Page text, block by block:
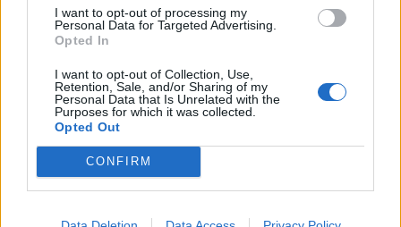
I want to opt-out of processing my
Personal Data for Targeted Advertising.
Opted In
I want to opt-out of Collection, Use,
Retention, Sale, and/or Sharing of my
Personal Data that Is Unrelated with the
Purposes for which it was collected.
Opted Out
CONFIRM
Az előfizetés a következőket tartalmazza:
Portfolio.hu teljes cikkarchívum
Kötéslisták: BÉT elmúlt 2 év napon belüli
kötéslistái